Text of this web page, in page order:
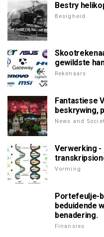
Bestry
Besigheid
gewildste
Rekenaars
Fantastiese
beskrywing,
News and
Verwerking -
Vorming
Portefeulje-
beduidende
benadering.
Finansies